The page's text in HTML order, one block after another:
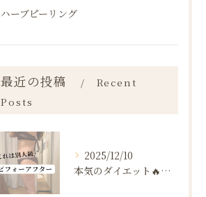
ハーブピーリング
最近の投稿
Recent
Posts
2025/12/10
本気のダイエット🔥🔥🔥